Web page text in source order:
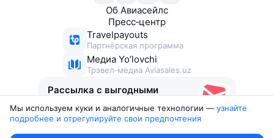
Об Авиасейлс
Пресс‑центр
Travelpayouts
Партнёрская программа
Медиа Yo’lovchi
Трэвел‑медиа Aviasales.uz
Рассылка с выгодными
Мы используем куки и аналогичные технологии — узнайте
подробнее и отрегулируйте свои предпочтения